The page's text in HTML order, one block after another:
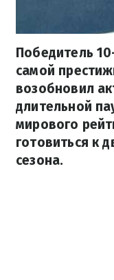
Победитель
самой
возобновил
длительной
мирового
готовиться к
сезона.